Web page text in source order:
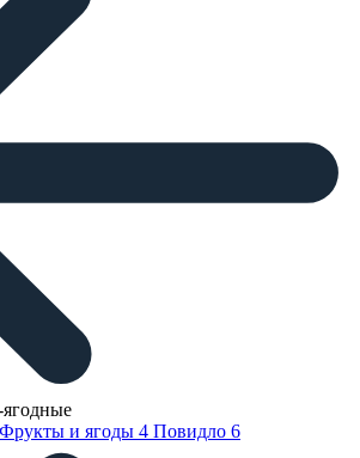
Фрукты и ягоды 4 Повидло 6